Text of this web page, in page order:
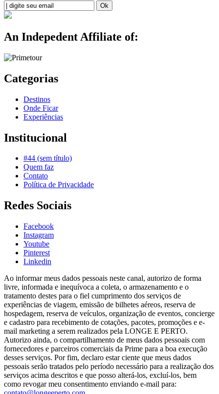
An Indepedent Affiliate of:
Categorias
Destinos
Onde Ficar
Experiências
Institucional
#44 (sem título)
Quem faz
Contato
Política de Privacidade
Redes Sociais
Facebook
Instagram
Youtube
Pinterest
Linkedin
Ao informar meus dados pessoais neste canal, autorizo de forma
livre, informada e inequívoca a coleta, o armazenamento e o
tratamento destes para o fiel cumprimento dos serviços de
experiências de viagem, emissão de bilhetes aéreos, reserva de
hospedagem, reserva de veículos, organização de eventos, concierge
e cadastro para recebimento de cotações, pacotes, promoções e e-
mail marketing a serem realizados pela LONGE E PERTO.
Autorizo ainda, o compartilhamento de meus dados pessoais com
fornecedores e parceiros comerciais da Prime para a boa execução
desses serviços. Por fim, declaro estar ciente que meus dados
pessoais serão tratados pelo período necessário para a realização dos
serviços acima descritos e que posso alterá-los, excluí-los, bem
como revogar meu consentimento enviando e-mail para: